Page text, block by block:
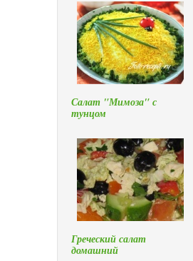
Салат "Мимоза" с
тунцом
Греческий салат
домашний